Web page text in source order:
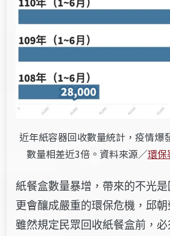
近年紙容器回收數量統計，疫情爆
數量相差近3倍。資料來源／環保
紙餐盒數量暴增，帶來的不光是
更會釀成嚴重的環保危機，邱
雖然規定民眾回收紙餐盒前，